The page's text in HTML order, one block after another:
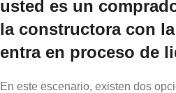
usted es un
la constructora con
entra en proceso de
En este escenario, existen dos